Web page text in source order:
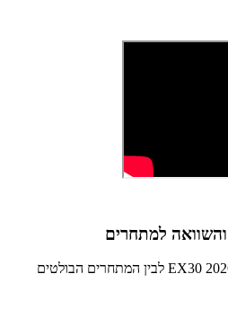
השוואת רמות הגימור של וולוו EX30 2026 לבין המתחרים הבולטים